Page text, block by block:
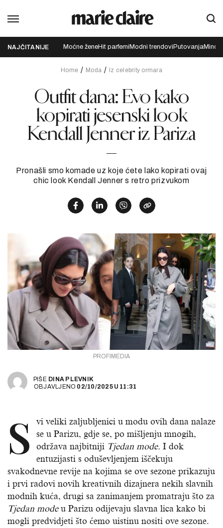
NAJČITANIJE Moćne ženeHit parfemi Modni trendovi Putovanja
Home Moda Iz celebrity ormara
Outfit dana: Evo kako
kopirati jesenski look
Kendall Jenner iz Pariza
Pronašli smo komade uz koje ćete lako kopirati ovaj
chic look Kendall Jenner s retro prizvukom
PROFIMEDIA
PIŠE DINA PLEVNIK
OBJAVLJENO 02/10/2025 U 11:31
S
vi veliki zaljubljenici u modu ovih dana nalaze
se u Parizu, gdje se, po mišljenju mnogih,
održava najbitniji Tjedan mode. I dok
entuzijasti s oduševljenjem iščekuju
svakodnevne revije na kojima se ove sezone prikazuju
i prvi radovi novih kreativnih dizajnera nekih slavnih
modnih kuća, drugi sa zanimanjem promatraju što za
Tjedan modeu Parizu odijevaju slavna lica kako bi
mogli predvidjeti što ćemo uistinu nositi ove sezone.